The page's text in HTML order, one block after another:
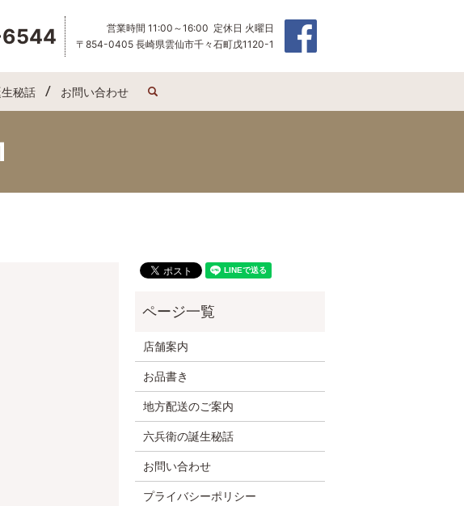
営業時間 11:00～16:00 定休日 火曜日
〒854-0405 長崎県雲仙市千々石町戊1120-1
秘話 お問い合わせ
店舗案内
お品書き
地方配送のご案内
六兵衛の誕生秘話
お問い合わせ
プライバシーポリシー